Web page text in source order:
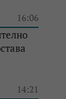
16:06
14:21